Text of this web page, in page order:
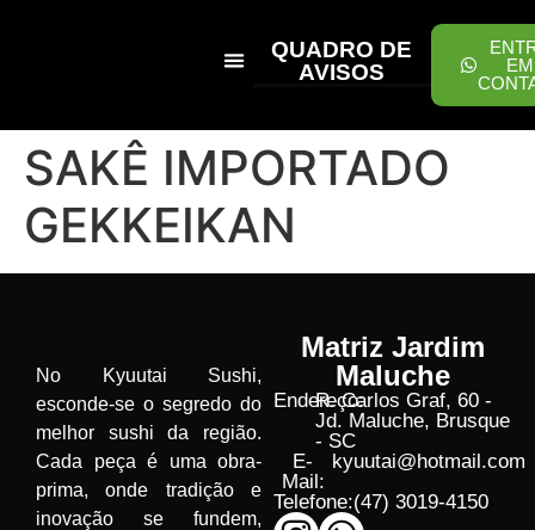
QUADRO DE
AVISOS
EM
SAKÊ IMPORTADO
GEKKEIKAN
No Kyuutai Sushi,
esconde-se o segredo do
melhor sushi da região.
Cada peça é uma obra-
prima, onde tradição e
inovação se fundem,
Matriz Jardim
Maluche
Endereço:
R. Carlos Graf, 60 -
Jd. Maluche, Brusque
- SC
E-
Mail:
kyuutai@hotmail.com
Telefone:(47) 3019-4150